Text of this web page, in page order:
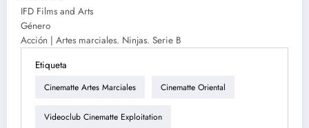
IFD Films and Arts
Género
Acción | Artes marciales. Ninjas. Serie B
Etiqueta
Cinematte Artes Marciales Cinematte Oriental
Videoclub Cinematte Exploitation